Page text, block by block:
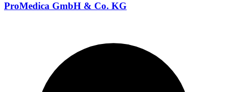
ProMedica GmbH & Co. KG